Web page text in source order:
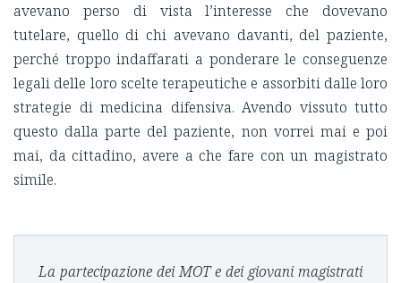
avevano perso di vista l’interesse che dovevano
tutelare, quello di chi avevano davanti, del paziente,
perché troppo indaffarati a ponderare le conseguenze
legali delle loro scelte terapeutiche e assorbiti dalle loro
strategie di medicina difensiva. Avendo vissuto tutto
questo dalla parte del paziente, non vorrei mai e poi
mai, da cittadino, avere a che fare con un magistrato
simile.
La partecipazione dei MOT e dei giovani magistrati